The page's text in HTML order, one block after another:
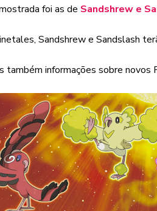
foi as de Sandshrew e
Sandshrew e Sandslash
também informações sobre novos